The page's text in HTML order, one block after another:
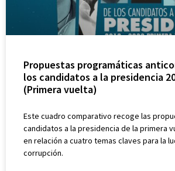
Propuestas programáticas
los candidatos a la presidencia
(Primera vuelta)
Este cuadro comparativo recoge las
candidatos a la presidencia de la primera
en relación a cuatro temas claves para la
corrupción.